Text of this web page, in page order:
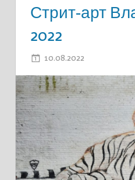
Стрит-арт
2022
10.08.2022